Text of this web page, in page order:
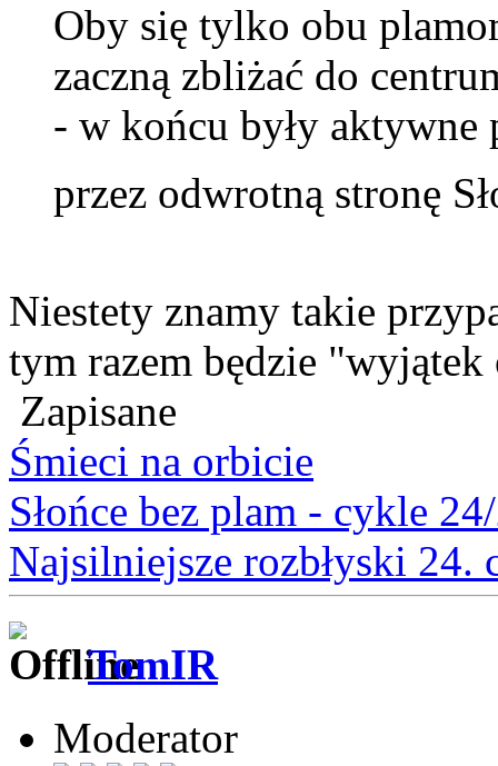
Oby się tylko obu
zaczną zbliżać do
- w końcu były aktywne
przez odwrotną stronę
Niestety znamy takie
tym razem będzie "wyjątek
Zapisane
Śmieci na orbicie
Słońce bez plam - cykle
Najsilniejsze rozbłyski 24.
TomIR
Moderator